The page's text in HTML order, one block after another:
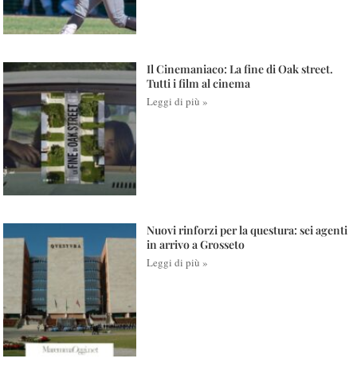
Il Cinemaniaco: La fine di Oak street.
Tutti i film al cinema
Leggi di più »
Nuovi rinforzi per la questura: sei agenti
in arrivo a Grosseto
Leggi di più »